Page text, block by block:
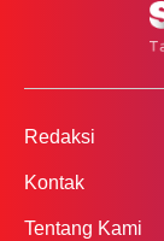
Redaksi
Kontak
Tentang Kami